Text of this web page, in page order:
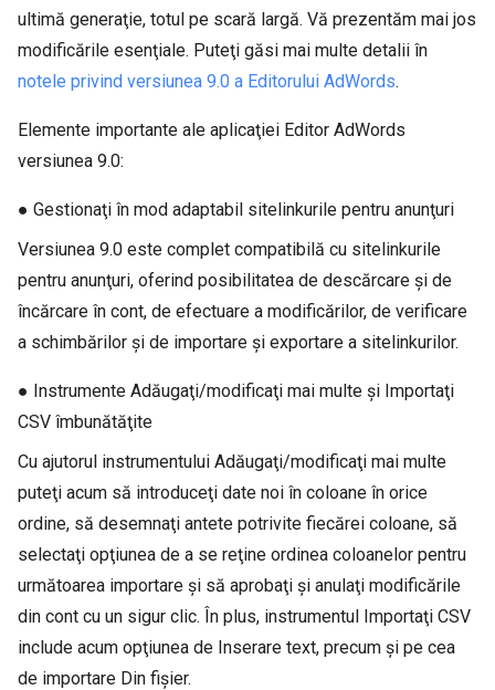
ultimă generaţie, totul pe scară largă. Vă prezentăm mai jos
modificările esenţiale. Puteţi găsi mai multe detalii în
notele privind versiunea 9.0 a Editorului AdWords.
Elemente importante ale aplicaţiei Editor AdWords
versiunea 9.0:
● Gestionaţi în mod adaptabil sitelinkurile pentru anunţuri
Versiunea 9.0 este complet compatibilă cu sitelinkurile
pentru anunţuri, oferind posibilitatea de descărcare şi de
încărcare în cont, de efectuare a modificărilor, de verificare
a schimbărilor şi de importare şi exportare a sitelinkurilor.
● Instrumente Adăugaţi/modificaţi mai multe şi Importaţi
CSV îmbunătăţite
Cu ajutorul instrumentului Adăugaţi/modificaţi mai multe
puteţi acum să introduceţi date noi în coloane în orice
ordine, să desemnaţi antete potrivite fiecărei coloane, să
selectaţi opţiunea de a se reţine ordinea coloanelor pentru
următoarea importare şi să aprobaţi şi anulaţi modificările
din cont cu un sigur clic. În plus, instrumentul Importaţi CSV
include acum opţiunea de Inserare text, precum şi pe cea
de importare Din fişier.